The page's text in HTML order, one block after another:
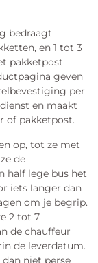
bedraagt
en 1 tot 3
pakketpost
geven
per
en maakt
of pakketpost.
op, tot ze met
de
half lege bus het
iets langer dan
om je begrip.
2 tot 7
de chauffeur
de leverdatum.
niet perse